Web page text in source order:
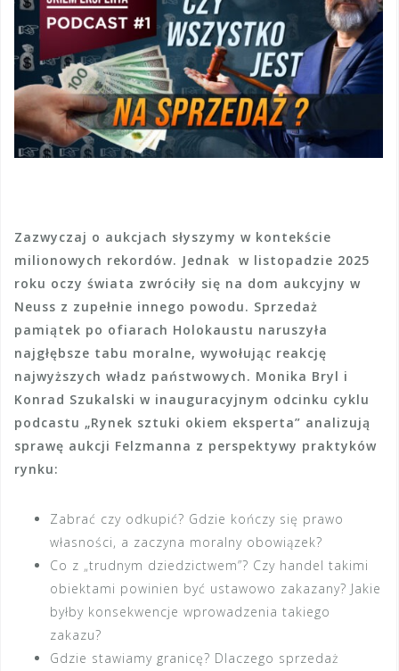
Zazwyczaj o aukcjach słyszymy w kontekście
milionowych rekordów. Jednak w listopadzie 2025
roku oczy świata zwróciły się na dom aukcyjny w
Neuss z zupełnie innego powodu. Sprzedaż
pamiątek po ofiarach Holokaustu naruszyła
najgłębsze tabu moralne, wywołując reakcję
najwyższych władz państwowych. Monika Bryl i
Konrad Szukalski w inauguracyjnym odcinku cyklu
podcastu „Rynek sztuki okiem eksperta” analizują
sprawę aukcji Felzmanna z perspektywy praktyków
rynku:
Zabrać czy odkupić? Gdzie kończy się prawo
własności, a zaczyna moralny obowiązek?
Co z „trudnym dziedzictwem”? Czy handel takimi
obiektami powinien być ustawowo zakazany? Jakie
byłby konsekwencje wprowadzenia takiego
zakazu?
Gdzie stawiamy granicę? Dlaczego sprzedaż